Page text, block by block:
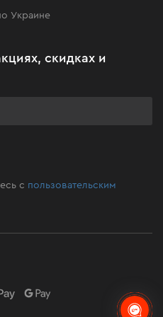
Украине
скидках и
с пользовательским